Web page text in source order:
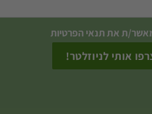
ת אתתנאי הפרטיות